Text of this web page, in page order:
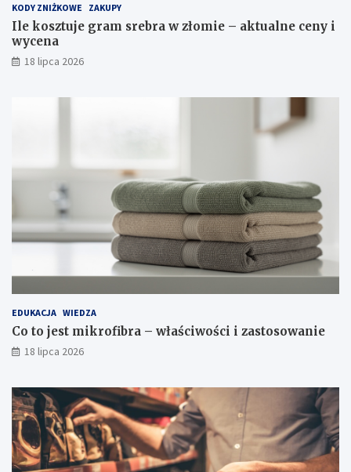
KODY ZNIŻKOWE ZAKUPY
Ile kosztuje gram srebra w złomie – aktualne ceny i
wycena
18 lipca 2026
EDUKACJA WIEDZA
Co to jest mikrofibra – właściwości i zastosowanie
18 lipca 2026